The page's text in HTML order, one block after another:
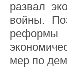
развал
войны.
реформы
мер по